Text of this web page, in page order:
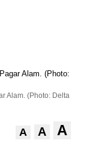
Alam. (Photo: Delta
A A A